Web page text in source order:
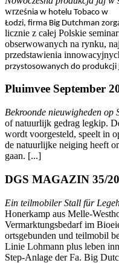
września w hotelu Tobaco w
Łodzi, firma Big Dutchman
licznie z całej Polskie
obserwowanych na rynku,
przedstawienia
przystosowanych do
Pluimvee September
Bekroonde nieuwigheden op
of natuurlijk gedrag legkip.
wordt voorgesteld, speelt in
de natuurlijke neiging heeft
gaan. [...]
DGS MAGAZIN 35/
Ein teilmobiler Stall für
Honerkamp aus Melle-
Vermarktungsbedarf im
ortsgebunden und teilmobil
Linie Lohmann plus leben
Step-Anlage der Fa. Big